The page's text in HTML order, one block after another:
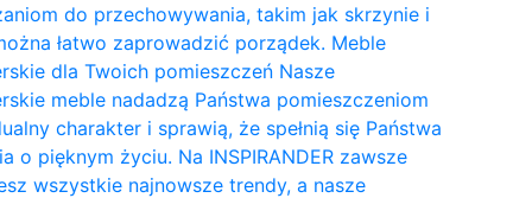
do przechowywania, takim jak skrzynie i
łatwo zaprowadzić porządek. Meble
dla Twoich pomieszczeń Nasze
meble nadadzą Państwa pomieszczeniom
charakter i sprawią, że spełnią się Państwa
o pięknym życiu. Na INSPIRANDER zawsze
wszystkie najnowsze trendy, a nasze